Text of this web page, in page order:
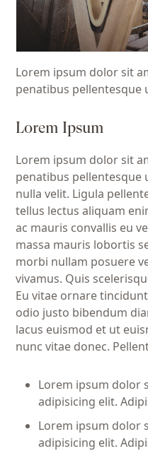
Lorem ipsum dolor sit
penatibus pellentesque
Lorem Ipsum
Lorem ipsum dolor sit
penatibus pellentesque
nulla velit. Ligula
tellus lectus aliquam
ac mauris convallis eu
massa mauris lobortis
morbi nullam posuere
vivamus. Quis
Eu vitae ornare
odio justo bibendum
lacus euismod et ut
nunc vitae donec.
Lorem ipsum dolor
adipisicing elit.
Lorem ipsum dolor
adipisicing elit.